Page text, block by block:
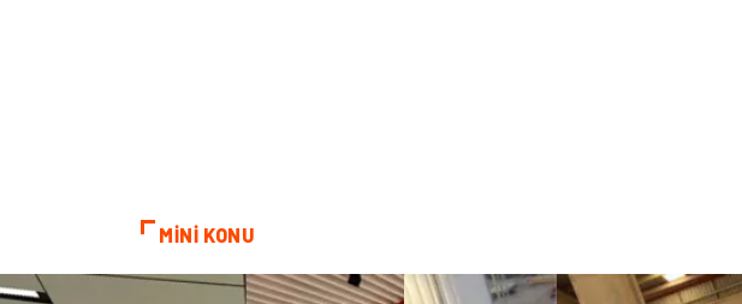
MİNİ KONU